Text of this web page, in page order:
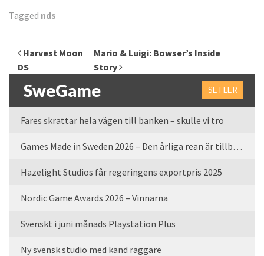
Tagged nds
Inläggsnavigering
Harvest Moon
DS
Mario & Luigi: Bowser’s Inside
Story
SweGame SE FLER
Fares skrattar hela vägen till banken – skulle vi tro
Games Made in Sweden 2026 – Den årliga rean är tillbaka
Hazelight Studios får regeringens exportpris 2025
Nordic Game Awards 2026 – Vinnarna
Svenskt i juni månads Playstation Plus
Ny svensk studio med känd raggare